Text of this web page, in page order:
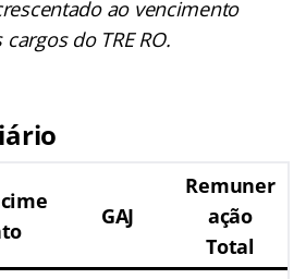
ao vencimento
do TRE RO.
GAJ
Remuner
ação
Total